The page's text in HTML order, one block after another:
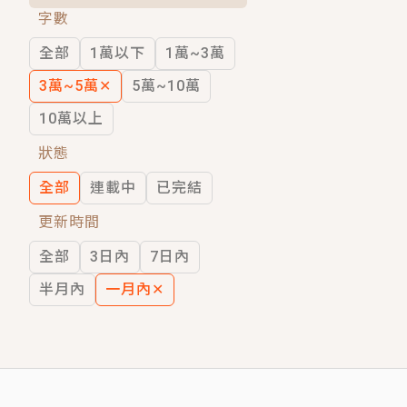
穿越｜《穿越遠古後成了野人娘子》你
字數
全部
1萬以下
1萬~3萬
3萬~5萬 ✕
5萬~10萬
10萬以上
狀態
全部
連載中
已完結
更新時間
全部
3日內
7日內
半月內
一月內 ✕